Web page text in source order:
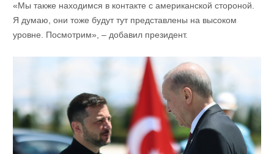
«Мы также находимся в контакте с американской стороной.
Я думаю, они тоже будут тут представлены на высоком
уровне. Посмотрим», – добавил президент.